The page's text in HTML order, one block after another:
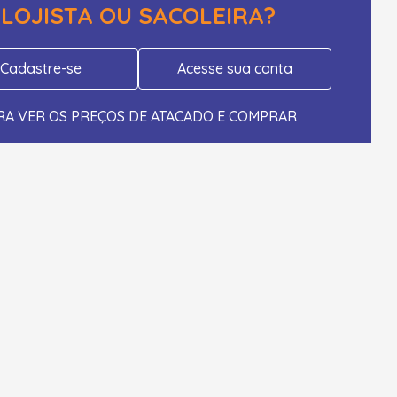
LOJISTA OU SACOLEIRA?
Cadastre-se Acesse sua conta
VER OS PREÇOS DE ATACADO E COMPRAR